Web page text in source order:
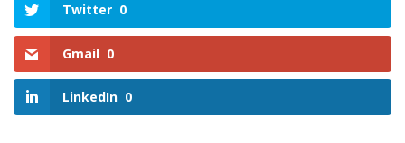
Twitter 0
Gmail 0
LinkedIn 0